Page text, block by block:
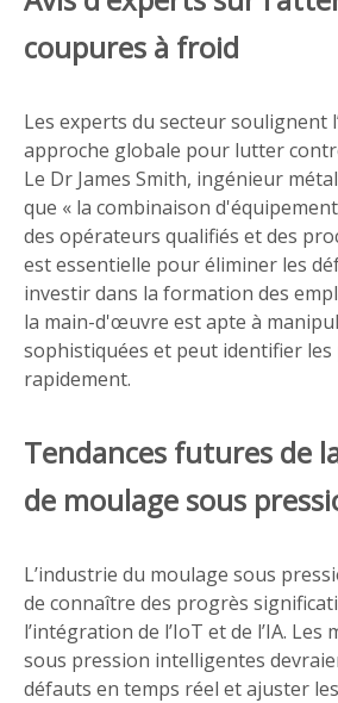
coupures à froid
Les experts du secteur soulignent
approche globale pour lutter
Le Dr James Smith, ingénieur
que « la combinaison
des opérateurs qualifiés et des
est essentielle pour éliminer les
investir dans la formation des
la main-d'œuvre est apte à
sophistiquées et peut identifier les
rapidement.
Tendances futures de
de moulage sous
L’industrie du moulage sous
de connaître des progrès
l’intégration de l’IoT et de l’IA. Les
sous pression intelligentes
défauts en temps réel et ajuster